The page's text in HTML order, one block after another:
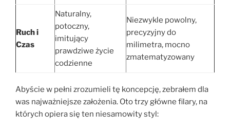
Ruch i
Czas
Naturalny,
potoczny,
imitujący
prawdziwe życie
codzienne
Niezwykle powolny,
precyzyjny do
milimetra, mocno
zmatematyzowany
Abyście w pełni zrozumieli tę koncepcję, zebrałem dla
was najważniejsze założenia. Oto trzy główne filary, na
których opiera się ten niesamowity styl: